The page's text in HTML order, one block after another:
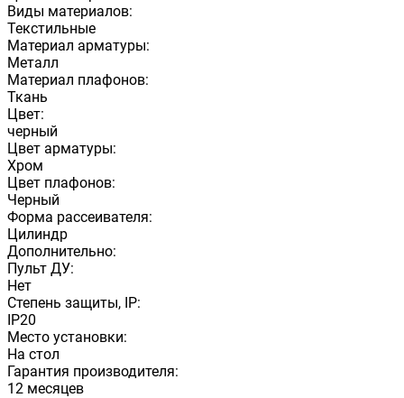
Виды материалов:
Текстильные
Материал арматуры:
Металл
Материал плафонов:
Ткань
Цвет:
черный
Цвет арматуры:
Хром
Цвет плафонов:
Черный
Форма рассеивателя:
Цилиндр
Дополнительно:
Пульт ДУ:
Нет
Степень защиты, IP:
IP20
Место установки:
На стол
Гарантия производителя:
12 месяцев